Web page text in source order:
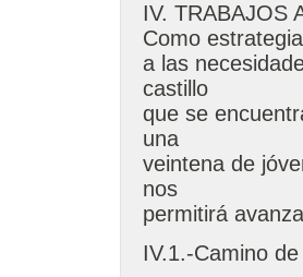
IV. TRABAJOS
Como
a las
castillo
que se
una
veintena de
nos
permitirá
IV.1.-Camino